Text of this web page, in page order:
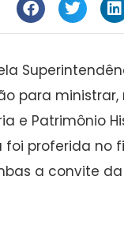
para
e Patrimônio
proferida no
a convite